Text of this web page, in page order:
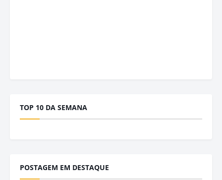
TOP 10 DA SEMANA
POSTAGEM EM DESTAQUE